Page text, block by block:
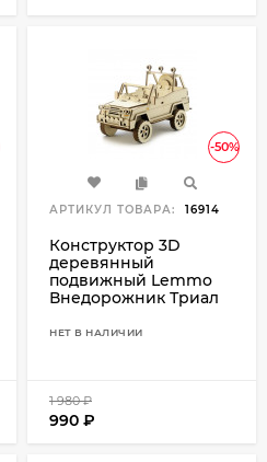
-50%
АРТИКУЛ ТОВАРА: 16914
Конструктор 3D
деревянный
подвижный Lemmo
Внедорожник Триал
НЕТ В НАЛИЧИИ
1 980₽
990 ₽